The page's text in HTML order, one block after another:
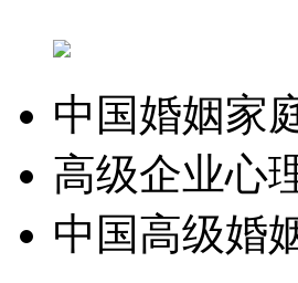
中国婚姻家
高级企业心
中国高级婚